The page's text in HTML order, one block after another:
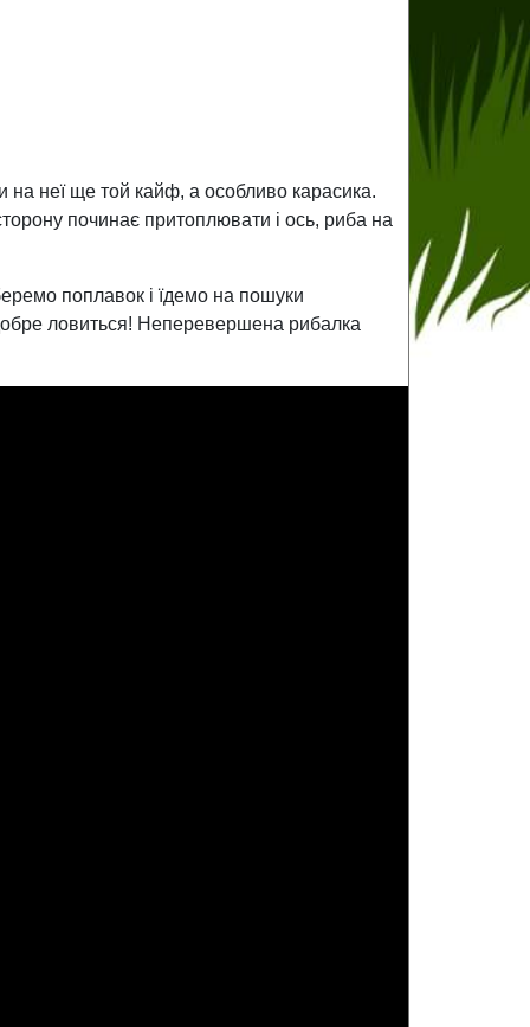
на неї ще той кайф, а особливо карасика.
починає притоплювати і ось, риба на
поплавок і їдемо на пошуки
ловиться! Неперевершена рибалка